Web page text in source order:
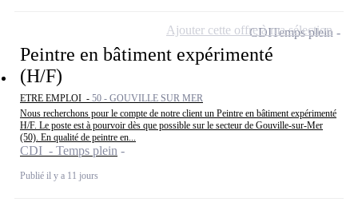
Peintre en bâtiment expérimenté
(H/F)
ETRE EMPLOI - 50 - GOUVILLE SUR MER
Nous recherchons pour le compte de notre client un Peintre en bâtiment expérimenté
H/F. Le poste est à pourvoir dès que possible sur le secteur de Gouville-sur-Mer
(50). En qualité de peintre en...
CDI - Temps plein
Publié il y a 11 jours
CDITemps plein
Ajouter cette offre à ma sélection